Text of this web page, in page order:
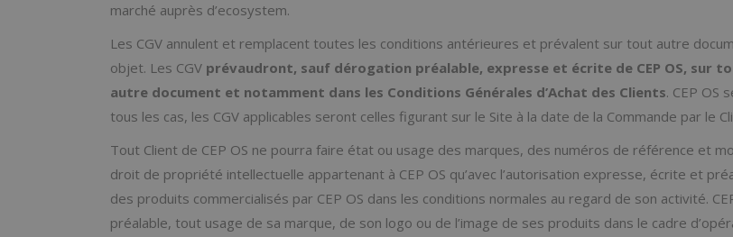
marché auprès d’ecosystem.
Les CGV annulent et remplacent toutes les conditions antérieures et prévalent sur tout autre
objet. Les CGV prévaudront, sauf dérogation préalable, expresse et écrite de CEP OS,
autre document et notamment dans les Conditions Générales d’Achat des Clients. CEP OS
tous les cas, les CGV applicables seront celles figurant sur le Site à la date de la Commande par le
Tout Client de CEP OS ne pourra faire état ou usage des marques, des numéros de référence et
droit de propriété intellectuelle appartenant à CEP OS qu’avec l’autorisation expresse, écrite et
des produits commercialisés par CEP OS dans les conditions normales au regard de son activité.
préalable, tout usage de sa marque, de son logo ou de l’image de ses produits dans le cadre